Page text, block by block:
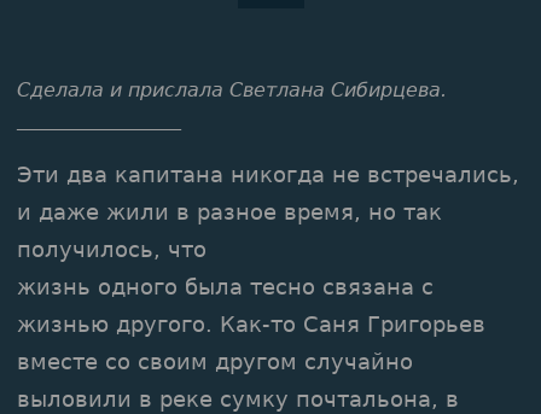
Сделала и прислала Светлана Сибирцева.
Эти два капитана никогда не встречались,
и даже жили в разное время, но так
получилось, что
жизнь одного была тесно связана с
жизнью другого. Как-то Саня Григорьев
вместе со своим другом случайно
выловили в реке сумку почтальона, в